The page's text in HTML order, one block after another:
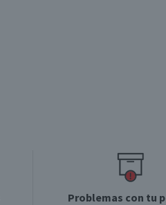
Problemas con tu